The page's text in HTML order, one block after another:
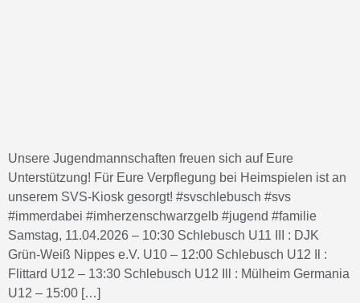
Unsere Jugendmannschaften freuen sich auf Eure
Unterstützung! Für Eure Verpflegung bei Heimspielen ist an
unserem SVS-Kiosk gesorgt! #svschlebusch #svs
#immerdabei #imherzenschwarzgelb #jugend #familie
Samstag, 11.04.2026 – 10:30 Schlebusch U11 III : DJK
Grün-Weiß Nippes e.V. U10 – 12:00 Schlebusch U12 Il :
Flittard U12 – 13:30 Schlebusch U12 Ill : Mülheim Germania
U12 – 15:00 […]